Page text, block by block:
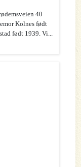
40
Kolnes født
født 1939. Vi...